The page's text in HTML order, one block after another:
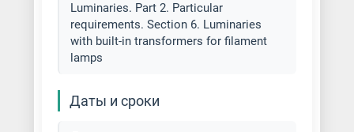
Luminaries. Part 2. Particular
requirements. Section 6. Luminaries
with built-in transformers for filament
lamps
Даты и сроки